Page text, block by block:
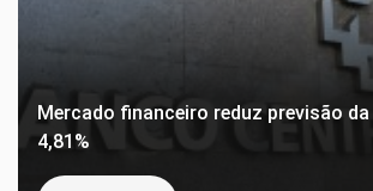
Mercado financeiro reduz previsão
4,81%